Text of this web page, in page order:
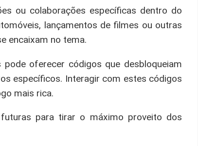
ou colaborações específicas dentro do
lançamentos de filmes ou outras
encaixam no tema.
oferecer códigos que desbloqueiam
específicos. Interagir com estes códigos
mais rica.
para tirar o máximo proveito dos